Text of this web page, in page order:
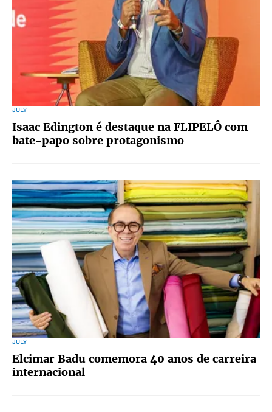
JULY
Isaac Edington é destaque na FLIPELÔ com
bate-papo sobre protagonismo
JULY
Elcimar Badu comemora 40 anos de carreira
internacional